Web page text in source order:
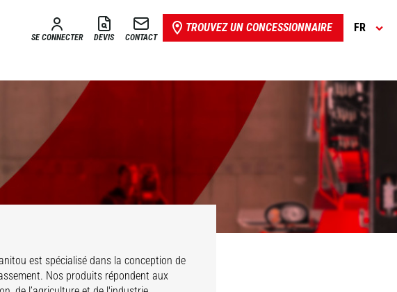
SE CONNECTER DEVIS CONTACT
TROUVEZ UN CONCESSIONNAIRE FR
est spécialisé dans la conception de
Nos produits répondent aux